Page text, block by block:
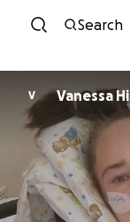
Search
V Vanessa